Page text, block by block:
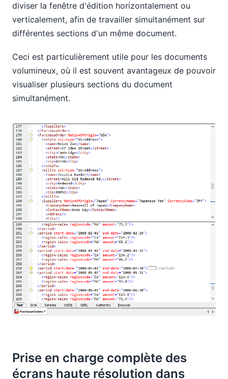
diviser la fenêtre d'édition horizontalement ou
verticalement, afin de travailler simultanément sur
différentes sections d'un même document.
Ceci est particulièrement utile pour les documents
volumineux, où il est souvent avantageux de pouvoir
visualiser plusieurs sections du document
simultanément.
Prise en charge complète des
écrans haute résolution dans